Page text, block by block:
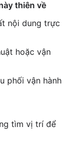
thiên về
nội dung trực
hoặc vận
phối vận hành
tìm vị trí để